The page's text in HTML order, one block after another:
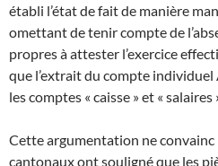
établi l’état de fait de manière
omettant de tenir compte de
propres à attester l’exercice
que l’extrait du compte individuel
les comptes « caisse » et « salaires
Cette argumentation ne convainc
cantonaux ont souligné que les